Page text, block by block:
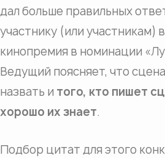
дал больше правильных
участнику (или участникам)
кинопремия в номинации
Ведущий поясняет, что
назвать и того, кто пишет
хорошо их знает.
Подбор цитат для этого